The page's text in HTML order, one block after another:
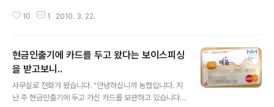
태어나 옛날 기억에 흠뻑 빠질 수 있어 더욱 좋더라고요. 현
개합니다. 1. 책으로 즐겼던 신개념 게임, '윌리를 찾아라'
요즘 제가 가장 빠져있는 게임은 바로 '월리를 찾아라'입니
다. 초등학교 때 친구들하고 정말 시간가는 줄 모르고 했던
기억이 있는데요. 당시 윌리의 인기는 정말 대단해서 만화
10 1 2010. 3. 22.
현금인출기에 카드를 두고 왔다는 보이스피싱
을 받고보니..
사무실로 전화가 왔습니다. "안녕하십니까 농협입니다. 지
난 주 현금인출기에 두고 가신 카드를 보관하고 있습니다.